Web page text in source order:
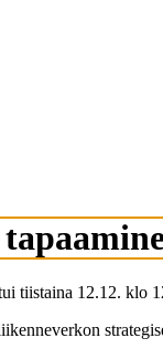
tiistaina 12.12. klo